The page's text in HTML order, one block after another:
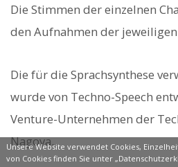
Die Stimmen der einzelnen
den Aufnahmen der
Die für die Sprachsynthese
wurde von Techno-Speech
Venture-Unternehmen der
Nagoya.
Unsere Website verwendet Cookies,
von Cookies finden Sie unter